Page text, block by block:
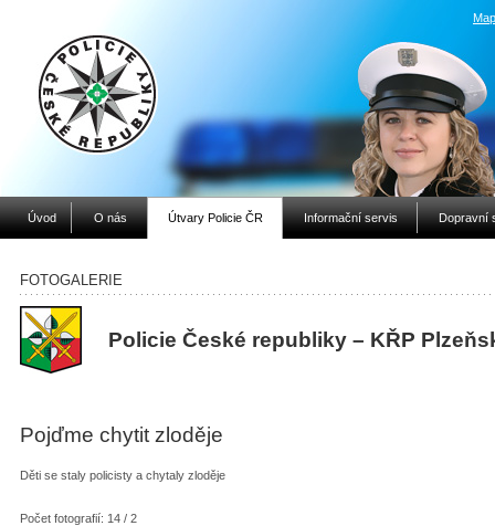
Úvod O nás Útvary Policie ČR Informační servis Dopravní
FOTOGALERIE
Policie České republiky – KŘP
Pojďme chytit zloděje
Děti se staly policisty a chytaly zloděje
Počet fotografií: 14 / 2